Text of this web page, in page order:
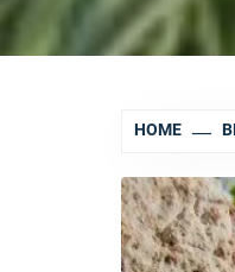
HOME